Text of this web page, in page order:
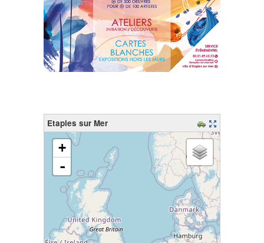
Etaples sur Mer
chargement de la carte - veuillez patienter...
+
-